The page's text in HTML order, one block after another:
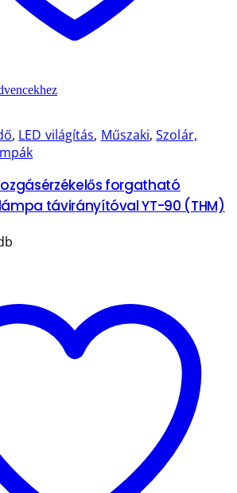
, LED világítás, Műszaki,Szolár,
forgatható
távirányítóval YT-90 (THM)